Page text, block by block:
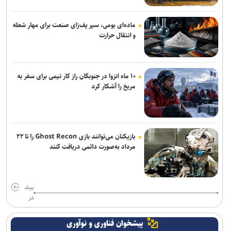
سردار ابن‌الرضا: رسانه بخشی از سامانه بازدارندگی جمهوری اسلامی ایران
است/ صنعت دفاعی و رسانه در حال ساختن قدرت ملی هستند
مسکو اعزام متخصصان به نیروگاه هسته‌ای بوشهر را آغاز کرد
سردار قریشی: تصاویر حضور رهبر معظم انقلاب در جلسات با فرماندهان
منتشر خواهد شد
ماده‌ای بومی، سپر پف‌زای صنعت برای مهار شعله
و انتقال حرارت
۱۰ ماه انزوا در جنوبگان راز کار تیمی برای سفر به
مریخ را آشکار کرد
بازیکنان می‌توانند بازی Ghost Recon را تا ۲۲
مرداد به‌صورت دائمی دریافت کنند
بیش
تر
پیشخوان فناوری و نوآوری